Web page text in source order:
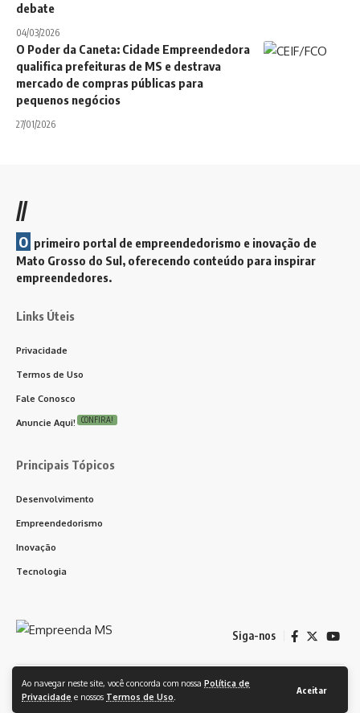
Ao navegar neste site, você concorda com nossa Política de
Privacidade e nossos Termos de Uso
Aceitar
debate
04/03/2026
O Poder da Caneta: Cidade Empreendedora
qualifica prefeituras de MS e destrava
mercado de compras públicas para
pequenos negócios
27/01/2026
//
O primeiro portal de empreendedorismo e inovação de
Mato Grosso do Sul, oferecendo conteúdo para inspirar
empreendedores.
Links Úteis
Privacidade
Termos de Uso
Fale Conosco
Anuncie Aqui! CONFIRA!
Principais Tópicos
Desenvolvimento
Empreendedorismo
Inovação
Tecnologia
Siga-nos
© 2024 Empreenda CG. Feito orgulhosamente com ❤️ WordPress. Todos
os Direitos Reservados.